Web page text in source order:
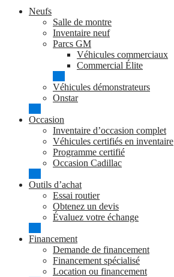
Neufs
Salle de montre
Inventaire neuf
Parcs GM
Véhicules commerciaux
Commercial Élite
Véhicules démonstrateurs
Onstar
Occasion
Inventaire d’occasion complet
Véhicules certifiés en inventaire
Programme certifié
Occasion Cadillac
Outils d’achat
Essai routier
Obtenez un devis
Évaluez votre échange
Financement
Demande de financement
Financement spécialisé
Location ou financement